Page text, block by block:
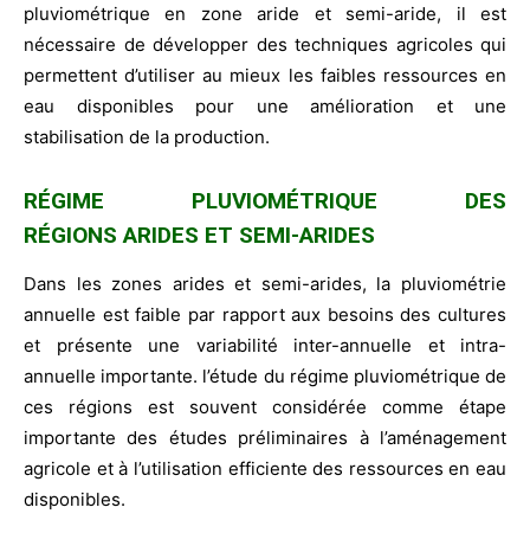
pluviométrique en zone aride et semi-aride, il est
nécessaire de développer des techniques agricoles qui
permettent d’utiliser au mieux les faibles ressources en
eau disponibles pour une amélioration et une
stabilisation de la production.
RÉGIME PLUVIOMÉTRIQUE DES
RÉGIONS ARIDES ET SEMI-ARIDES
Dans les zones arides et semi-arides, la pluviométrie
annuelle est faible par rapport aux besoins des cultures
et présente une variabilité inter-annuelle et intra-
annuelle importante. l’étude du régime pluviométrique de
ces régions est souvent considérée comme étape
importante des études préliminaires à l’aménagement
agricole et à l’utilisation efficiente des ressources en eau
disponibles.